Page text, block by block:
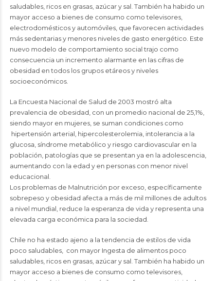
saludables, ricos en grasas, azúcar y sal. También ha habido un
mayor acceso a bienes de consumo como televisores,
electrodomésticos y automóviles, que favorecen actividades
más sedentarias y menores niveles de gasto energético. Este
nuevo modelo de comportamiento social trajo como
consecuencia un incremento alarmante en las cifras de
obesidad en todos los grupos etáreos y niveles
socioeconómicos.
La Encuesta Nacional de Salud de 2003 mostró alta
prevalencia de obesidad, con un promedio nacional de 25,1%,
siendo mayor en mujeres, se suman condiciones como
hipertensión arterial, hipercolesterolemia, intolerancia a la
glucosa, síndrome metabólico y riesgo cardiovascular en la
población, patologías que se presentan ya en la adolescencia,
aumentando con la edad y en personas con menor nivel
educacional.
Los problemas de Malnutrición por exceso, específicamente
sobrepeso y obesidad afecta a más de mil millones de adultos
a nivel mundial, reduce la esperanza de vida y representa una
elevada carga económica para la sociedad.
Chile no ha estado ajeno a la tendencia de estilos de vida
poco saludables, con mayor Ingesta de alimentos poco
saludables, ricos en grasas, azúcar y sal. También ha habido un
mayor acceso a bienes de consumo como televisores,